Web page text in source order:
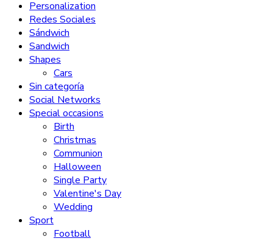
Personalization
Redes Sociales
Sándwich
Sandwich
Shapes
Cars
Sin categoría
Social Networks
Special occasions
Birth
Christmas
Communion
Halloween
Single Party
Valentine's Day
Wedding
Sport
Football